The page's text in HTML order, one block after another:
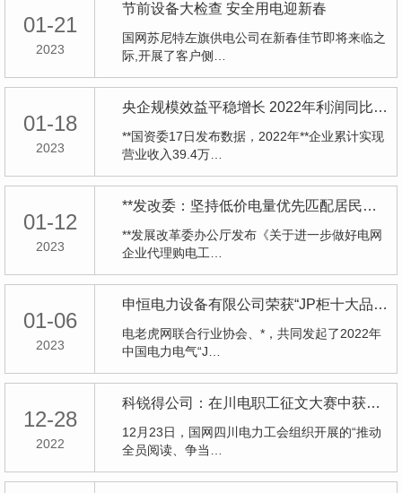
01-21
2023
节前设备大检查 安全用电迎新春
国网苏尼特左旗供电公司在新春佳节即将来临之
际,开展了客户侧…
01-18
2023
央企规模效益平稳增长 2022年利润同比增速为5.5%
**国资委17日发布数据，2022年**企业累计实现
营业收入39.4万…
01-12
2023
**发改委：坚持低价电量优先匹配居民、农业用电，保持居民、农业用电价格基本稳定
**发展改革委办公厅发布《关于进一步做好电网
企业代理购电工…
01-06
2023
申恒电力设备有限公司荣获“JP柜十大品牌”荣誉称号！
电老虎网联合行业协会、*，共同发起了2022年
中国电力电气“J…
12-28
2022
科锐得公司：在川电职工征文大赛中获佳绩
12月23日，国网四川电力工会组织开展的“推动
全员阅读、争当…